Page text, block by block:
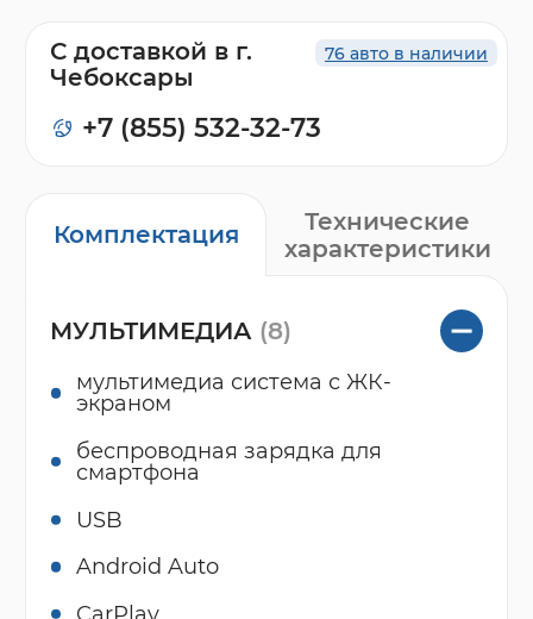
Комплектация
Технические
характеристики
МУЛЬТИМЕДИА (8)
мультимедиа система с ЖК-
экраном
беспроводная зарядка для
смартфона
USB
Android Auto
76 авто в наличии
С доставкой в г.
Чебоксары
+7 (855) 532-32-73